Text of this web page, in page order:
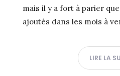
mais il y a fort à parier
ajoutés dans les mois à
LIRE LA